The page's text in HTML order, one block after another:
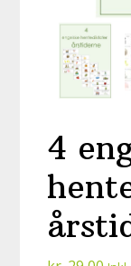
4